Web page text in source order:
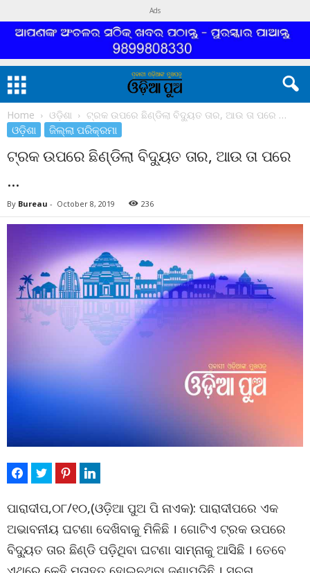
Ads
Home ଓଡ଼ିଶା ଟ୍ରକ ଉପରେ ଛିଣ୍ଡିଲା ବିଦ୍ୟୁତ ତାର, ଆଉ ତା ପରେ …
ଓଡ଼ିଶା ଜିଲ୍ଲା ପରିକ୍ରମା
ଟ୍ରକ ଉପରେ ଛିଣ୍ଡିଲା ବିଦ୍ୟୁତ ତାର, ଆଉ ତା ପରେ
…
By Bureau - October 8, 2019 236
ପାରାଦୀପ,୦୮/୧୦,(ଓଡ଼ିଆ ପୁଅ ପି ନାଏକ): ପାରାଦୀପରେ ଏକ
ଅଭାବନୀୟ ଘଟଣା ଦେଖିବାକୁ ମିଳିଛି । ଗୋଟିଏ ଟ୍ରକ ଉପରେ
ବିଦ୍ୟୁତ ତାର ଛିଣ୍ଡି ପଡ଼ିଥିବା ଘଟଣା ସାମ୍ନାକୁ ଆସିଛି । ତେବେ